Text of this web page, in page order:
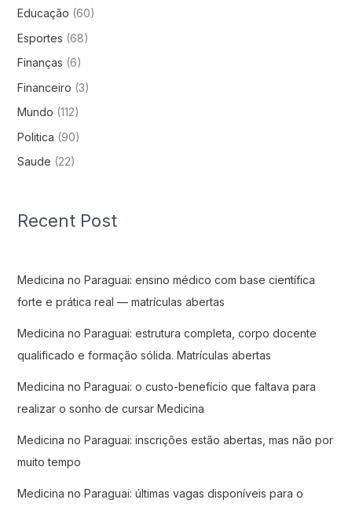
Educação (60)
Esportes (68)
Finanças (6)
Financeiro (3)
Mundo (112)
Politica (90)
Saude (22)
Recent Post
Medicina no Paraguai: ensino médico com base científica
forte e prática real — matrículas abertas
Medicina no Paraguai: estrutura completa, corpo docente
qualificado e formação sólida. Matrículas abertas
Medicina no Paraguai: o custo-benefício que faltava para
realizar o sonho de cursar Medicina
Medicina no Paraguai: inscrições estão abertas, mas não por
muito tempo
Medicina no Paraguai: últimas vagas disponíveis para o